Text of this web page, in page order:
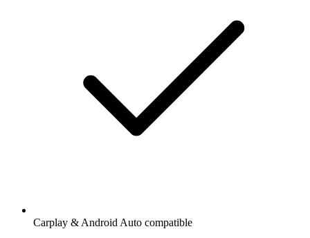
Carplay & Android Auto compatible